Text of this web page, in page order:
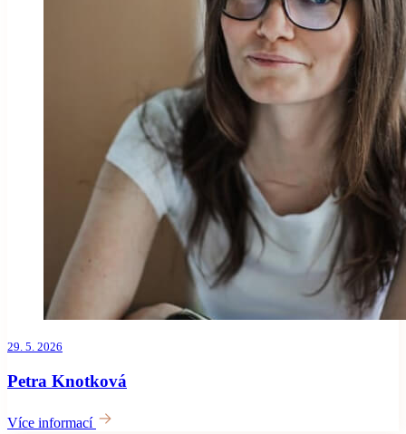
29. 5. 2026
Petra Knotková
Více informací